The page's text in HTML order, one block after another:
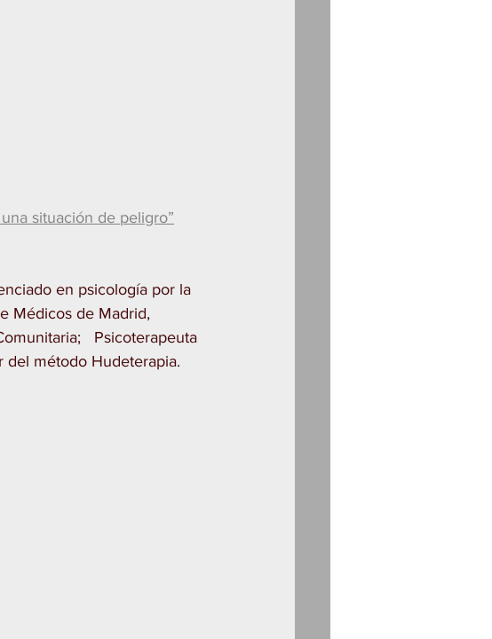
situación de peligro”
en psicología por la
Médicos de Madrid,
Psicoterapeuta
del método Hudeterapia.